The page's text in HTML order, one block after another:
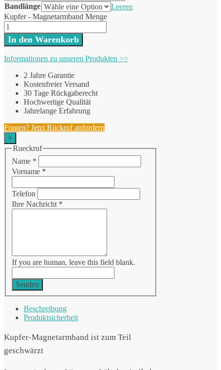
Bandlänge
Leeren
Kupfer - Magnetarmband Menge
In den Warenkorb
Informationen zu unseren Produkten >>
2 Jahre Garantie
Kostenfreier Versand
30 Tage Rückgaberecht
Hochwertige Qualität
Jahrelange Erfahrung
Fragen? Jetzt Rückruf anfordern
×
Rueckruf
Name *
Vorname *
Telefon
Ihre Nachricht *
If you are human, leave this field blank.
Senden
Beschreibung
Produktsicherheit
Kupfer-Magnetarmband ist zum Teil
geschwärzt